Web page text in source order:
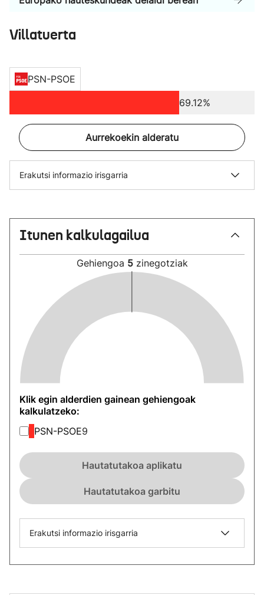
Villatuerta
PSN-PSOE
69.12%
Aurrekoekin alderatu
Erakutsi informazio irisgarria
Itunen kalkulagailua
Gehiengoa 5 zinegotziak
Klik egin alderdien gainean gehiengoak
kalkulatzeko:
PSN-PSOE9
Hautatutakoa aplikatu
Hautatutakoa garbitu
Erakutsi informazio irisgarria